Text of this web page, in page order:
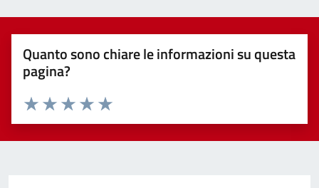
Quanto sono chiare le informazioni su questa
pagina?
Valuta 5 stelle su 5
Valuta 4 stelle su 5
Valuta 3 stelle su 5
Valuta 2 stelle su 5
Valuta 1 stelle su 5